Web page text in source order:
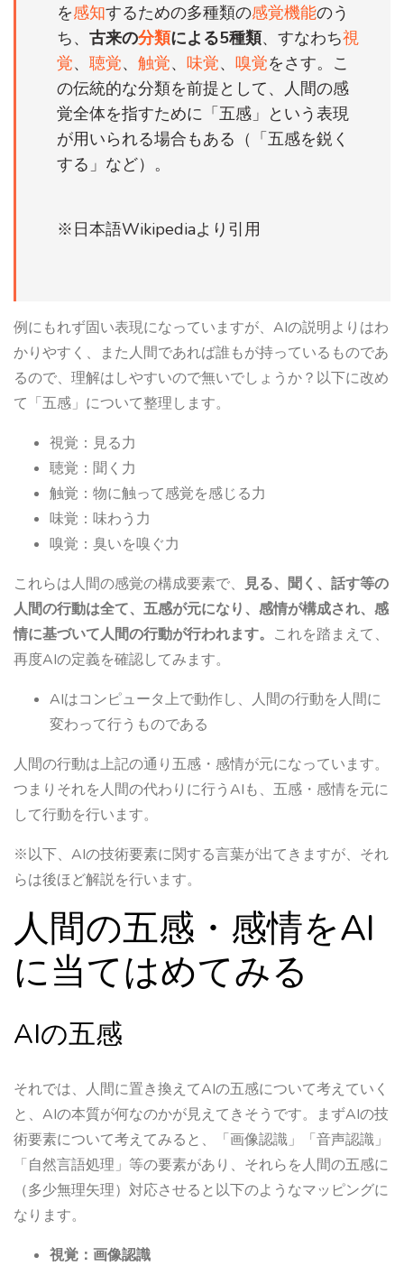
を感知するための多種類の感覚機能のう
ち、 古来の分類による5種類、すなわち視
覚、 聴覚、 触覚、 味覚、 嗅覚をさす。こ
の伝統的な分類を前提として、人間の感
覚全体を指すために「五感」という表現
が用いられる場合もある（「五感を鋭く
する」など）。
※日本語Wikipediaより引用
例にもれず固い表現になっていますが、AIの説明よりはわ
かりやすく、また人間であれば誰もが持っているものであ
るので、理解はしやすいので無いでしょうか？以下に改め
て「五感」について整理します。
視覚：見る力
聴覚：聞く力
触覚：物に触って感覚を感じる力
味覚：味わう力
嗅覚：臭いを嗅ぐ力
これらは人間の感覚の構成要素で、 見る、聞く、話す等の
人間の行動は全て、五感が元になり、感情が構成され、感
情に基づいて人間の行動が行われます。 これを踏まえて、
再度AIの定義を確認してみます。
AIはコンピュータ上で動作し、人間の行動を人間に
変わって行うものである
人間の行動は上記の通り五感・感情が元になっています。
つまりそれを人間の代わりに行うAIも、五感・感情を元に
して行動を行います。
※以下、AIの技術要素に関する言葉が出てきますが、それ
らは後ほど解説を行います。
人間の五感・感情をAI
に当てはめてみる
AIの五感
それでは、人間に置き換えてAIの五感について考えていく
と、AIの本質が何なのかが見えてきそうです。まずAIの技
術要素について考えてみると、「画像認識」「音声認識」
「自然言語処理」等の要素があり、それらを人間の五感に
（多少無理矢理）対応させると以下のようなマッピングに
なります。
視覚：画像認識